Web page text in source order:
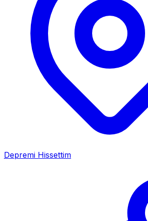
Depremi Hissettim